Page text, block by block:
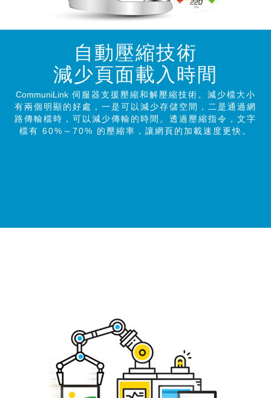
自動壓縮技術
減少頁面載入時間
CommuniLink伺服器支援壓縮和解壓縮技術。減少檔大小
有兩個明顯的好處，一是可以減少存儲空間，二是通過網
路傳輸檔時，可以減少傳輸的時間。透過壓縮指令，文字
檔有 60%～70% 的壓縮率，讓網頁的加載速度更快。